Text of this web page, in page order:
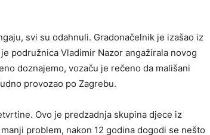
svi su odahnuli. Gradonačelnik je izašao iz
podružnica Vladimir Nazor angažirala novog
doznajemo, vozaču je rečeno da mališani
provozao po Zagrebu.
Ovo je predzadnja skupina djece iz
problem, nakon 12 godina dogodi se nešto